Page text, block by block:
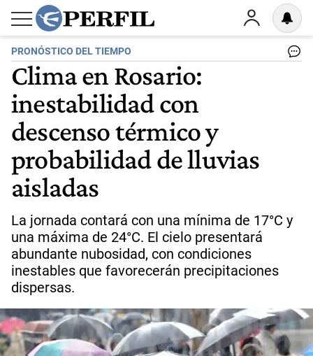
PRONÓSTICO DEL TIEMPO
Clima en Rosario:
inestabilidad con
descenso térmico y
probabilidad de lluvias
aisladas
La jornada contará con una mínima de 17°C y
una máxima de 24°C. El cielo presentará
abundante nubosidad, con condiciones
inestables que favorecerán precipitaciones
dispersas.